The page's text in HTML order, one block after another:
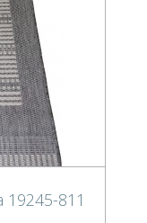
811